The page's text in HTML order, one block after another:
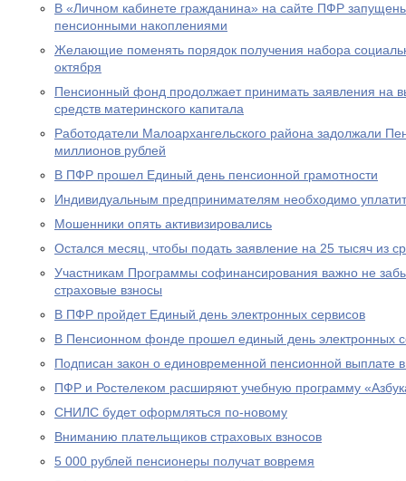
В «Личном кабинете гражданина» на сайте ПФР
пенсионными накоплениями
Желающие поменять порядок получения набора
октября
Пенсионный фонд продолжает принимать заявления на
средств материнского капитала
Работодатели Малоархангельского района задолжали
миллионов рублей
В ПФР прошел Единый день пенсионной грамотности
Индивидуальным предпринимателям необходимо
Мошенники опять активизировались
Остался месяц, чтобы подать заявление на 25 тысяч из
Участникам Программы софинансирования важно не
страховые взносы
В ПФР пройдет Единый день электронных сервисов
В Пенсионном фонде прошел единый день электронных
Подписан закон о единовременной пенсионной выплате
ПФР и Ростелеком расширяют учебную программу
СНИЛС будет оформляться по-новому
Вниманию плательщиков страховых взносов
5 000 рублей пенсионеры получат вовремя